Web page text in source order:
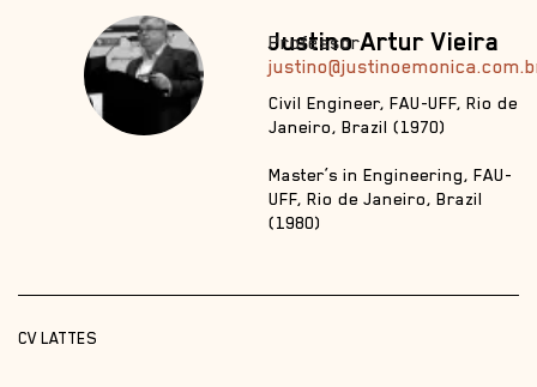
Justino Artur Vieira
Professor
Civil Engineer, FAU-UFF, Rio de
Janeiro, Brazil (1970)
Master’s in Engineering, FAU-
UFF, Rio de Janeiro, Brazil
(1980)
CV LATTES